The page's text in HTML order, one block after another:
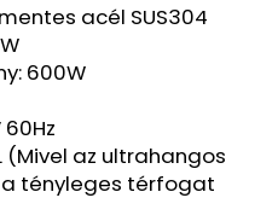
acél SUS304
600W
az ultrahangos
tényleges térfogat